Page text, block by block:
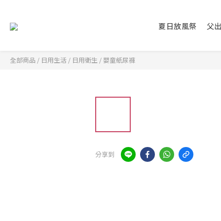
夏日放風祭 父
全部商品 / 日用生活 / 日用衛生 / 嬰童紙尿褲
分享到